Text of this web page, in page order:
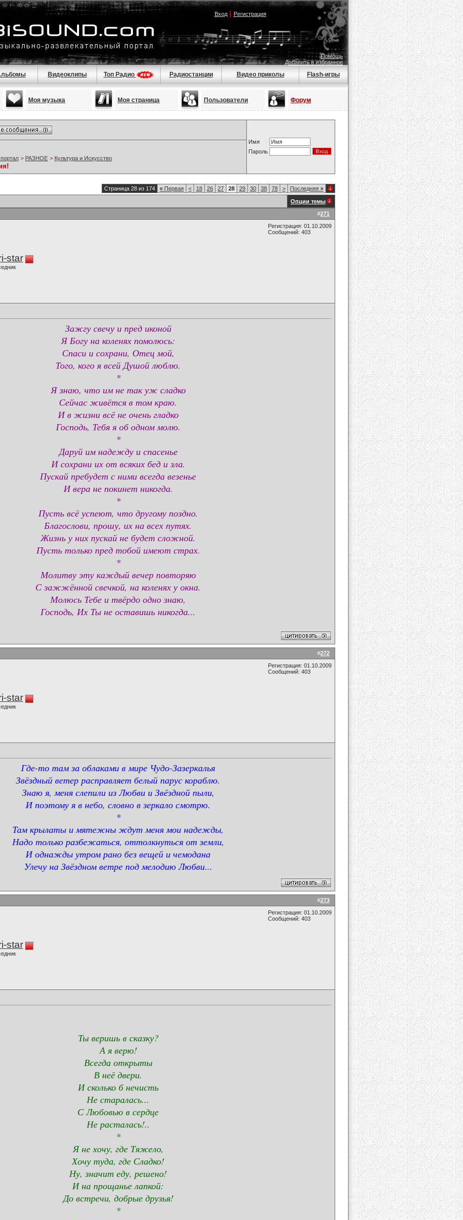
Вход| Регистрация
Помощь
Добавить в избранное
Видеоклипы Топ Радио Радиостанции Видео приколы Flash-игры
Моя музыка Моя страница Пользователи Форум
Имя
Пароль
> РАЗНОЕ > Культура и Искусство
Страница 28 из 174 « Первая < 18 26 27 28 29 30 38 78 > Последняя »
Опции темы
#271
star
Регистрация: 01.10.2009
Сообщений: 403
Зажгу свечу и пред иконой
Я Богу на коленях помолюсь:
Спаси и сохрани, Отец мой,
Того, кого я всей Душой люблю.
*
Я знаю, что им не так уж сладко
Сейчас живётся в том краю.
И в жизни всё не очень гладко
Господь, Тебя я об одном молю.
*
Даруй им надежду и спасенье
И сохрани их от всяких бед и зла.
Пускай пребудет с ними всегда везенье
И вера не покинет никогда.
*
Пусть всё успеют, что другому поздно.
Благослови, прошу, их на всех путях.
Жизнь у них пускай не будет сложной.
Пусть только пред тобой имеют страх.
*
Молитву эту каждый вечер повторяю
С зажжённой свечкой, на коленях у окна.
Молюсь Тебе и твёрдо одно знаю,
Господь, Их Ты не оставишь никогда...
#272
star
Регистрация: 01.10.2009
Сообщений: 403
Где-то там за облаками в мире Чудо-Зазеркалья
Звёздный ветер расправляет белый парус кораблю.
Знаю я, меня слепили из Любви и Звёздной пыли,
И поэтому я в небо, словно в зеркало смотрю.
*
Там крылаты и мятежны ждут меня мои надежды,
Надо только разбежаться, оттолкнуться от земли,
И однажды утром рано без вещей и чемодана
Улечу на Звёздном ветре под мелодию Любви...
#273
star
Регистрация: 01.10.2009
Сообщений: 403
Ты веришь в сказку?
А я верю!
Всегда открыты
В неё двери.
И сколько б нечисть
Не старалась...
С Любовью в сердце
Не расталась!..
*
Я не хочу, где Тяжело,
Хочу туда, где Сладко!
Ну, значит еду, решено!
И на прощанье лапкой:
До встречи, добрые друзья!
*